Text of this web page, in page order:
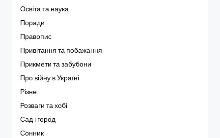
Освіта та наука
Поради
Правопис
Привітання та побажання
Прикмети та забубони
Про війну в Україні
Різне
Розваги та хобі
Сад і город
Сонник